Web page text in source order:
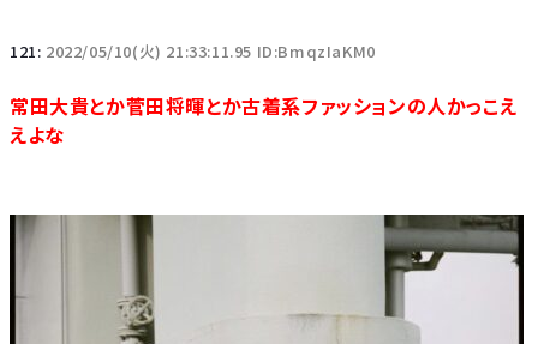
121: 2022/05/10(火) 21:33:11.95 ID:BmqzIaKM0
常田大貴とか菅田将暉とか古着系ファッションの人かっこえ
えよな